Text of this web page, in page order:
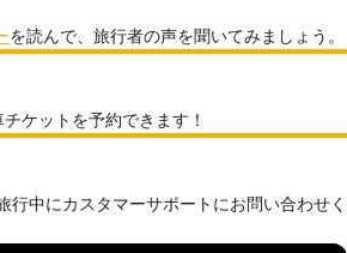
を読んで、旅行者の声を聞いてみましょう。
ケットを予約できます！
行中にカスタマーサポートにお問い合わせく